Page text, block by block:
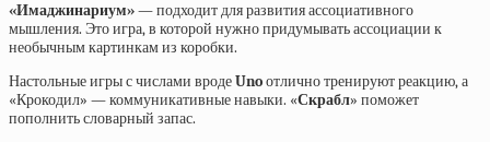
«Имаджинариум»— подходит для развития ассоциативного
мышления. Это игра, в которой нужно придумывать ассоциации к
необычным картинкам из коробки.
Настольные игры с числами вродеUnoотлично тренируют реакцию, а
«Крокодил» — коммуникативные навыки. «Скрабл» поможет
пополнить словарный запас.